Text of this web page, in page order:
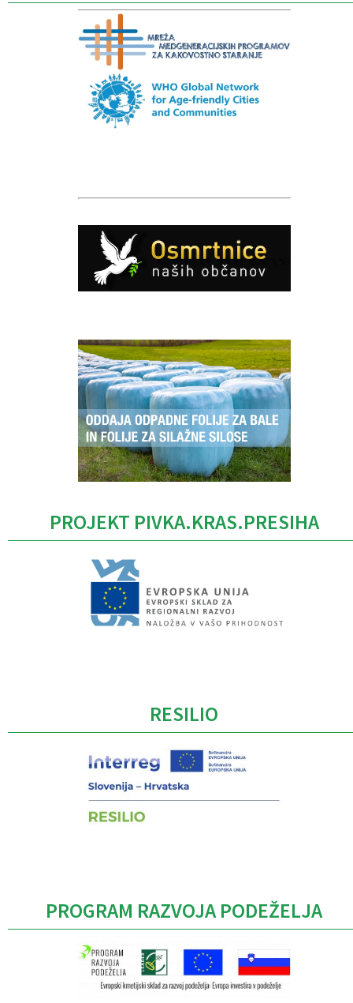
PROJEKT PIVKA.KRAS.PRESIHA
RESILIO
PROGRAM RAZVOJA PODEŽELJA